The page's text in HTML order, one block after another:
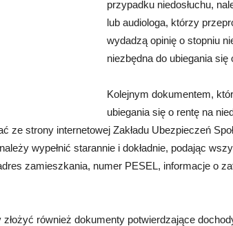
przypadku niedosłuchu,
lub audiologa, którzy
wydadzą opinię o stopniu
niezbędna do ubiegania się
Kolejnym dokumentem,
ubiegania się o rentę na
ze strony internetowej Zakładu Ubezpieczeń
wypełnić starannie i dokładnie, podając
zamieszkania, numer PESEL, informacje o
również dokumenty potwierdzające